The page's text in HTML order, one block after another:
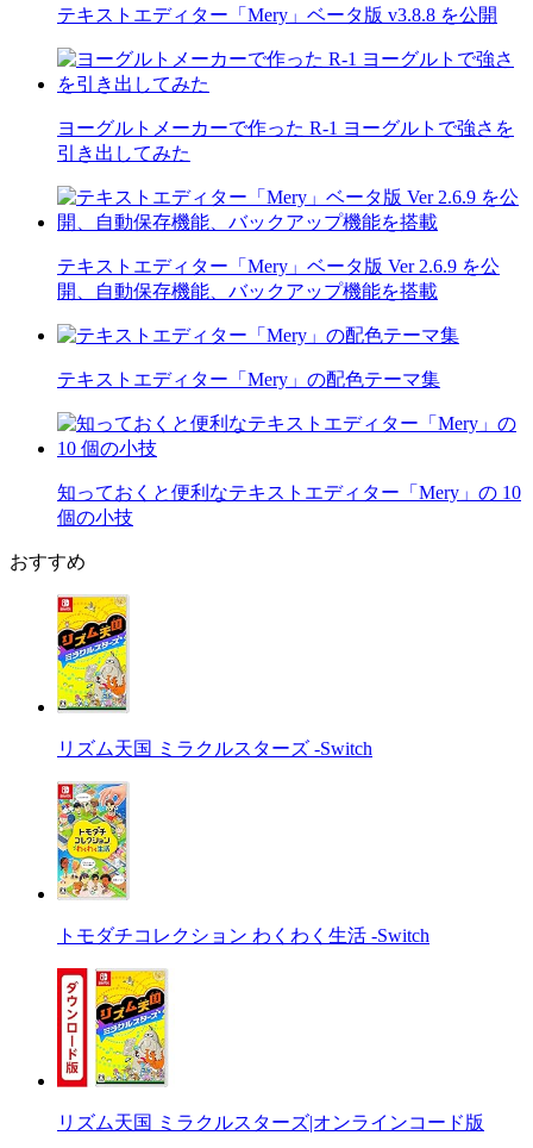
テキストエディター「Mery」ベータ版 v3.8.8 を公開
ヨーグルトメーカーで作った R-1 ヨーグルトで強さを
引き出してみた
テキストエディター「Mery」ベータ版 Ver 2.6.9 を公
開、自動保存機能、バックアップ機能を搭載
テキストエディター「Mery」の配色テーマ集
知っておくと便利なテキストエディター「Mery」の 10
個の小技
おすすめ
リズム天国 ミラクルスターズ -Switch
トモダチコレクション わくわく生活 -Switch
リズム天国 ミラクルスターズ|オンラインコード版